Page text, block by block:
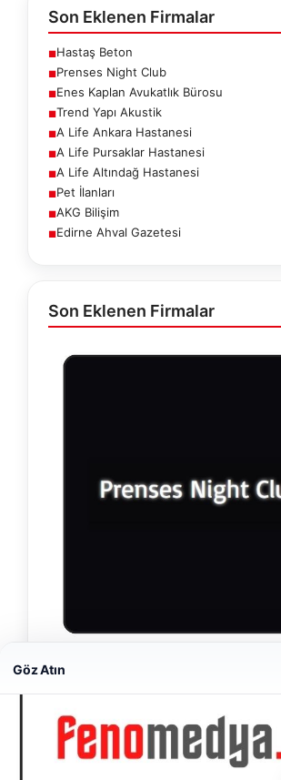
Son Eklenen Firmalar
■Hastaş Beton
■Prenses Night Club
■Enes Kaplan Avukatlık Bürosu
■Trend Yapı Akustik
■A Life Ankara Hastanesi
■A Life Pursaklar Hastanesi
■A Life Altındağ Hastanesi
■Pet İlanları
■AKG Bilişim
■Edirne Ahval Gazetesi
Son Eklenen Firmalar
Prenses Night Club
Nisan 29, 2026
Web sitemizi nasıl kullandığınızı daha iyi
Göz Atın